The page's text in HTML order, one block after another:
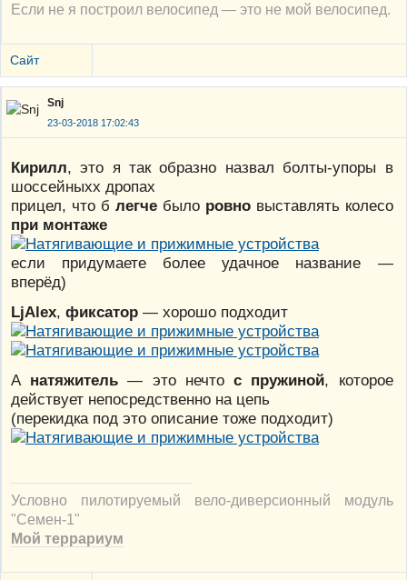
Если не я построил велосипед — это не мой велосипед.
Сайт
Snj
23-03-2018 17:02:43
Кирилл, это я так образно назвал болты-упоры в
шоссейныхх дропах
прицел, что б легче было ровно выставлять колесо
при монтаже
если придумаете более удачное название —
вперёд)
LjAlex, фиксатор — хорошо подходит
А натяжитель— это нечтос пружиной, которое
действует непосредственно на цепь
(перекидка под это описание тоже подходит)
Условно пилотируемый вело-диверсионный модуль
"Семен-1"
Мой террариум